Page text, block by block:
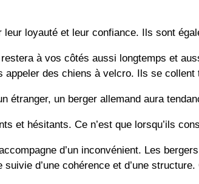
leur loyauté et leur confiance. Ils sont
à vos côtés aussi longtemps et
appeler des chiens à velcro. Ils se
étranger, un berger allemand aura
et hésitants. Ce n’est que lorsqu’ils
d’un inconvénient. Les
d’une cohérence et d’une